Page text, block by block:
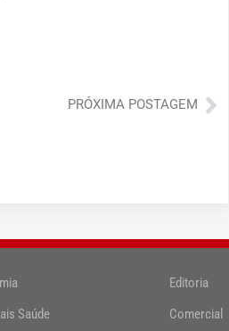
PRÓXIMA POSTAGEM
Saúde
Editoria
Comercial